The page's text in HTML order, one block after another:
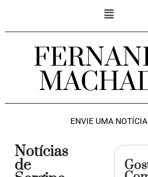
ENVIE UMA NOTÍCIA
Notícias
de